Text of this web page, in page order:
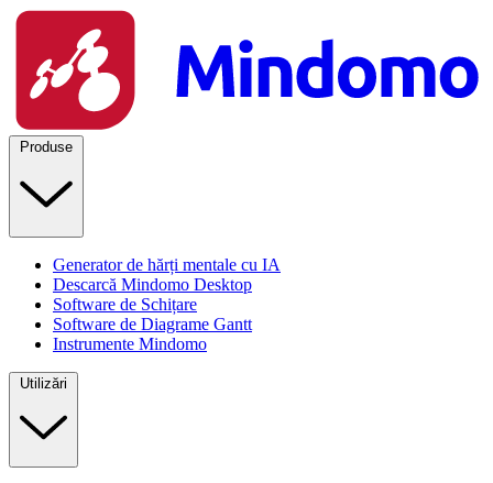
Produse
Generator de hărți mentale cu IA
Descarcă Mindomo Desktop
Software de Schițare
Software de Diagrame Gantt
Instrumente Mindomo
Utilizări